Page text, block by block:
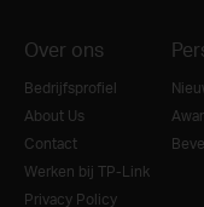
Over ons
Bedrijfsprofiel
About Us
Contact
Werken bij TP-Link
Privacy Policy